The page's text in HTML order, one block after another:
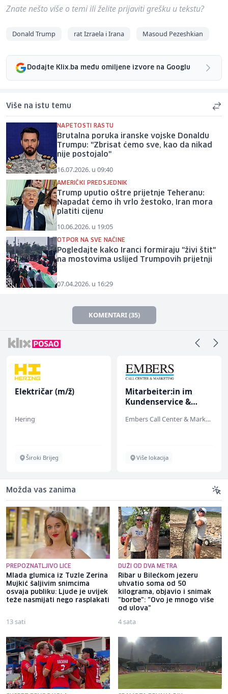
Znate nešto više o temi ili želite prijaviti grešku u tekstu?
Donald Trump rat Izraela i Irana Masoud Pezeshkian
Dodajte Klix.ba među omiljene izvore na Googlu
Više na istu temu
NAPETOSTI RASTU
Brutalna poruka iranske vojske Donaldu
Trumpu: "Zbrisat ćemo sve, kao da nikad
nije postojalo"
16.07.2026. u 09:40
AMERIČKI PREDSJEDNIK
Trump uputio oštre prijetnje Teheranu:
Napadat ćemo ih vrlo žestoko, Iran mora
platiti cijenu
10.06.2026. u 19:05
OTPOR NA SVE NAČINE
Pogledajte kako Iranci formiraju "živi štit"
na mostovima uslijed Trumpovih prijetnji
07.04.2026. u 16:29
KOMENTARI (35)
Električar (m/ž)
Hering
Široki Brijeg
Mitarbeiter:in im
Kundenservice &
Embers Call Center & Marketing
Više lokacija
Možda vas zanima
PREPOZNATLJIVO LICE
Mlada glumica iz Tuzle Zerina
Mujkić šaljivim snimcima
osvaja publiku: Ljude je uvijek
teže nasmijati nego rasplakati
13 sati
DUŽI OD DVA METRA
Ribar u Bilećkom jezeru
uhvatio soma od 50
kilograma, objavio i snimak
"borbe": "Ovo je mnogo više
od ulova"
4 sata